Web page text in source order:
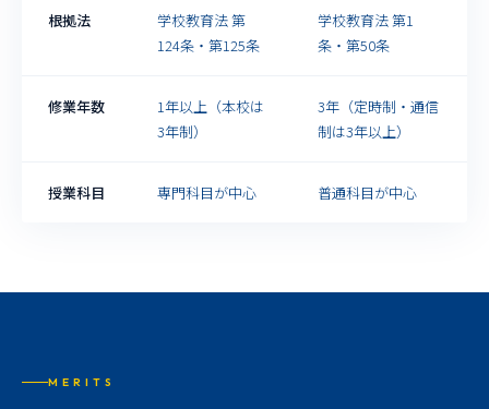
根拠法
学校教育法 第
124条・第125条
学校教育法 第1
条・第50条
修業年数
1年以上（本校は
3年制）
3年（定時制・通信
制は3年以上）
授業科目 専門科目が中心 普通科目が中心
MERITS